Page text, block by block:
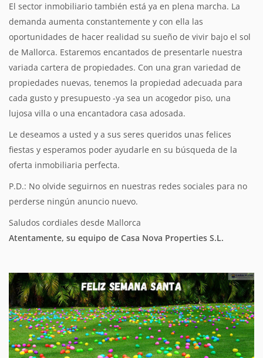
El sector inmobiliario también está ya en plena marcha. La
demanda aumenta constantemente y con ella las
oportunidades de hacer realidad su sueño de vivir bajo el sol
de Mallorca. Estaremos encantados de presentarle nuestra
variada cartera de propiedades. Con una gran variedad de
propiedades nuevas, tenemos la propiedad adecuada para
cada gusto y presupuesto -ya sea un acogedor piso, una
lujosa villa o una encantadora casa adosada.
Le deseamos a usted y a sus seres queridos unas felices
fiestas y esperamos poder ayudarle en su búsqueda de la
oferta inmobiliaria perfecta.
P.D.: No olvide seguirnos en nuestras redes sociales para no
perderse ningún anuncio nuevo.
Saludos cordiales desde Mallorca
Atentamente, su equipo de Casa Nova Properties S.L.